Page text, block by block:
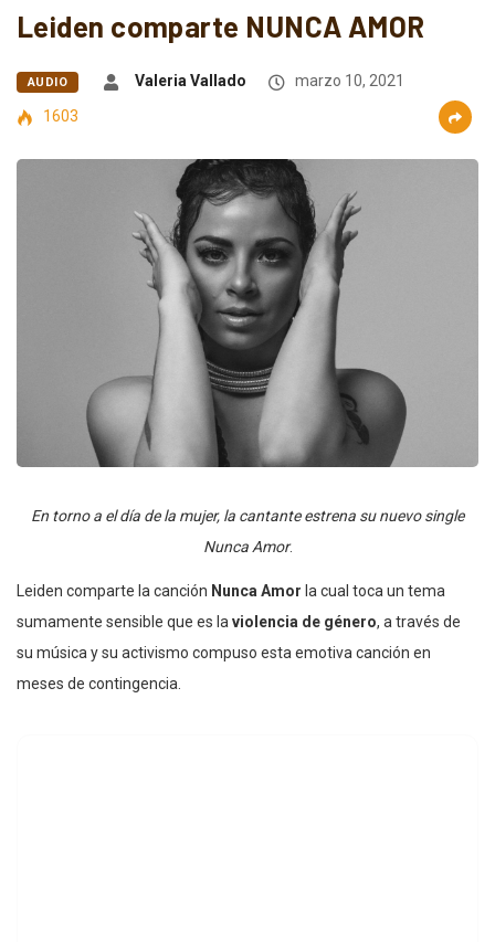
Leiden comparte NUNCA AMOR
AUDIO Valeria Vallado
marzo 10, 2021
1603
En torno a el día de la mujer, la cantante estrena su nuevo single
Nunca Amor.
Leiden comparte la canción Nunca Amor la cual toca un tema
sumamente sensible que es laviolencia de género, a través de
su música y su activismo compuso esta emotiva canción en
meses de contingencia.